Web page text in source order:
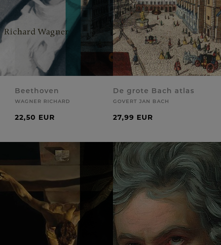
Beethoven
WAGNER RICHARD
22,50 EUR
De grote Bach atlas
GOVERT JAN BACH
27,99 EUR